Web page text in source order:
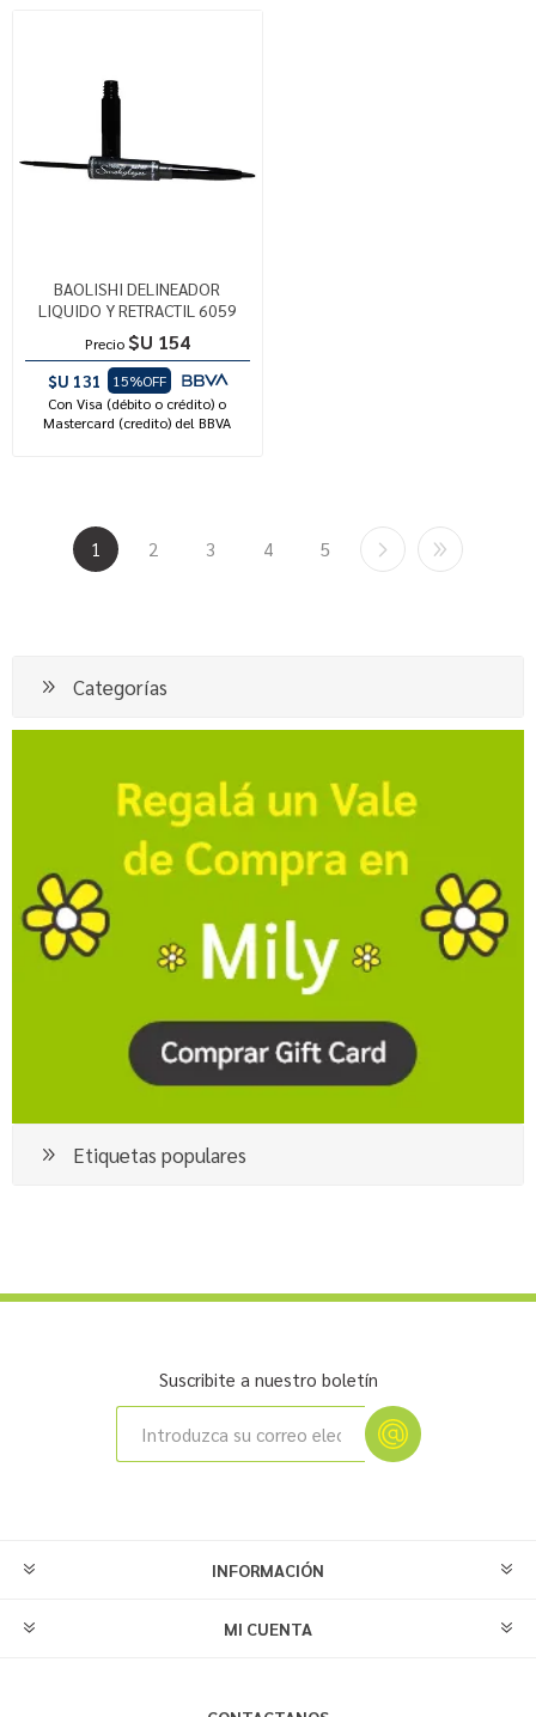
BAOLISHI DELINEADOR
LIQUIDO Y RETRACTIL 6059
Precio $U 154
$U 131
15%OFF
Con Visa (débito o crédito) o
Mastercard (credito) del BBVA
1 2 3 4 5
Categorías
Etiquetas populares
Suscribite a nuestro boletín
INFORMACIÓN
MI CUENTA